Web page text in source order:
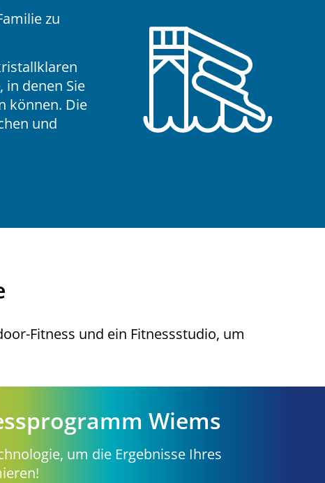
zu
, in denen Sie
können. Die
und
Fitness und ein Fitnessstudio, um
in Europa.
Jung und Alt!